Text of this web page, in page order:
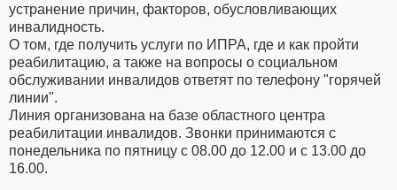
устранение причин, факторов, обусловливающих
инвалидность.
О том, где получить услуги по ИПРА, где и как пройти
реабилитацию, а также на вопросы о социальном
обслуживании инвалидов ответят по телефону "горячей
линии".
Линия организована на базе областного центра
реабилитации инвалидов. Звонки принимаются с
понедельника по пятницу с 08.00 до 12.00 и с 13.00 до
16.00.